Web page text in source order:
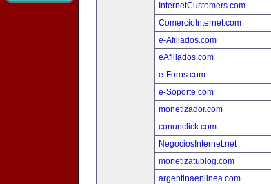
InternetCustomers.com
ComercioInternet.com
e-Afiliados.com
eAfiliados.com
e-Foros.com
e-Soporte.com
monetizador.com
conunclick.com
NegociosInternet.net
monetizatublog.com
argentinaenlinea.com